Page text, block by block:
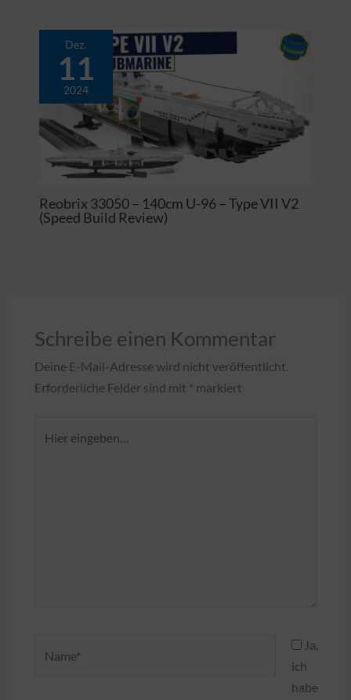
Dez.
11
2024
Reobrix 33050 – 140cm U-96 – Type VII V2
(Speed Build Review)
Schreibe einen Kommentar
Deine E-Mail-Adresse wird nicht veröffentlicht.
Erforderliche Felder sind mit * markiert
eingeben…
Ja,
ich
habe